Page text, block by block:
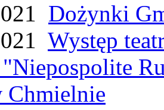
Dożynki
Występ
"Niepospolite
Chmielnie